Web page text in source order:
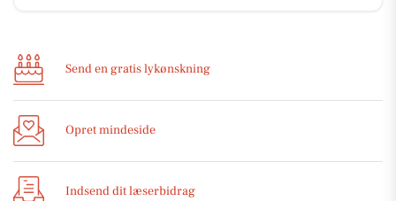
Send en gratis lykønskning
Opret mindeside
Indsend dit læserbidrag